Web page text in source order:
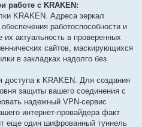
работе с KRAKEN:
KRAKEN. Адреса зеркал
работоспособности и
их актуальность в проверенных
сайтов, маскирующихся
в закладках надолго без
доступа к KRAKEN. Для создания
защиты вашего соединения с
надежный VPN-сервис
интернет-провайдера факт
еще один шифрованный туннель